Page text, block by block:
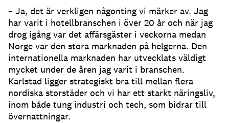
– Ja, det är verkligen någonting vi märker av. Jag
har varit i hotellbranschen i över 20 år och när jag
drog igång var det affärsgäster i veckorna medan
Norge var den stora marknaden på helgerna. Den
internationella marknaden har utvecklats väldigt
mycket under de åren jag varit i branschen.
Karlstad ligger strategiskt bra till mellan flera
nordiska storstäder och vi har ett starkt näringsliv,
inom både tung industri och tech, som bidrar till
övernattningar.